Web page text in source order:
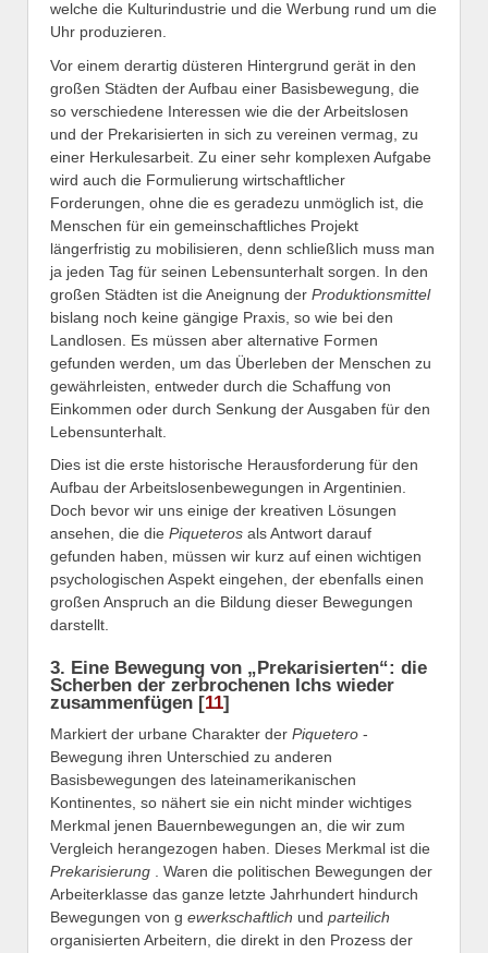
welche die Kulturindustrie und die Werbung rund um die
Uhr produzieren.
Vor einem derartig düsteren Hintergrund gerät in den
großen Städten der Aufbau einer Basisbewegung, die
so verschiedene Interessen wie die der Arbeitslosen
und der Prekarisierten in sich zu vereinen vermag, zu
einer Herkulesarbeit. Zu einer sehr komplexen Aufgabe
wird auch die Formulierung wirtschaftlicher
Forderungen, ohne die es geradezu unmöglich ist, die
Menschen für ein gemeinschaftliches Projekt
längerfristig zu mobilisieren, denn schließlich muss man
ja jeden Tag für seinen Lebensunterhalt sorgen. In den
großen Städten ist die Aneignung der Produktionsmittel
bislang noch keine gängige Praxis, so wie bei den
Landlosen. Es müssen aber alternative Formen
gefunden werden, um das Überleben der Menschen zu
gewährleisten, entweder durch die Schaffung von
Einkommen oder durch Senkung der Ausgaben für den
Lebensunterhalt.
Dies ist die erste historische Herausforderung für den
Aufbau der Arbeitslosenbewegungen in Argentinien.
Doch bevor wir uns einige der kreativen Lösungen
ansehen, die die Piqueteros als Antwort darauf
gefunden haben, müssen wir kurz auf einen wichtigen
psychologischen Aspekt eingehen, der ebenfalls einen
großen Anspruch an die Bildung dieser Bewegungen
darstellt.
3. Eine Bewegung von „Prekarisierten“: die
Scherben der zerbrochenen Ichs wieder
zusammenfügen [11]
Markiert der urbane Charakter der Piquetero -
Bewegung ihren Unterschied zu anderen
Basisbewegungen des lateinamerikanischen
Kontinentes, so nähert sie ein nicht minder wichtiges
Merkmal jenen Bauernbewegungen an, die wir zum
Vergleich herangezogen haben. Dieses Merkmal ist die
Prekarisierung . Waren die politischen Bewegungen der
Arbeiterklasse das ganze letzte Jahrhundert hindurch
Bewegungen von g ewerkschaftlich und parteilich
organisierten Arbeitern, die direkt in den Prozess der